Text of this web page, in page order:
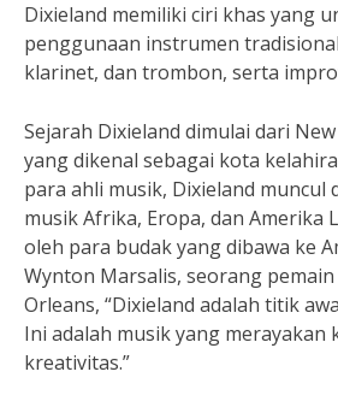
Dixieland memiliki ciri khas yang
penggunaan instrumen
klarinet, dan trombon, serta
Sejarah Dixieland dimulai dari
yang dikenal sebagai kota
para ahli musik, Dixieland muncul
musik Afrika, Eropa, dan Amerika
oleh para budak yang dibawa ke
Wynton Marsalis, seorang
Orleans, “Dixieland adalah titik
Ini adalah musik yang merayakan
kreativitas.”